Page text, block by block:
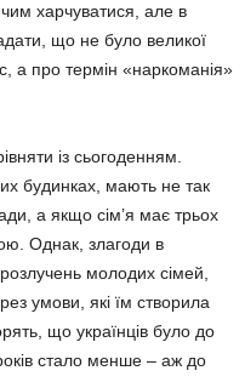
хар­чу­ватися, але в
що не було великої
а про термін «наркома­нія»
із сьогоденням.
будинках, мають не так
а якщо сім’я має трьох
Однак, злагоди в
молодих сімей,
умови, які їм створила
що українців було до
стало менше – аж до